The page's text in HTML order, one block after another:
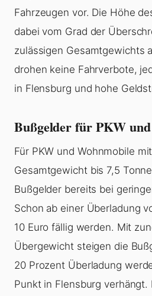
Fahrzeugen vor. Die Höhe
dabei vom Grad der
zulässigen Gesamtgewichts
drohen keine Fahrverbote,
in Flensburg und hohe
Bußgelder für PKW
Für PKW und Wohnmobile
Gesamtgewicht bis 7,5
Bußgelder bereits bei
Schon ab einer Überladung
10 Euro fällig werden. Mit
Übergewicht steigen die
20 Prozent Überladung
Punkt in Flensburg verhängt.